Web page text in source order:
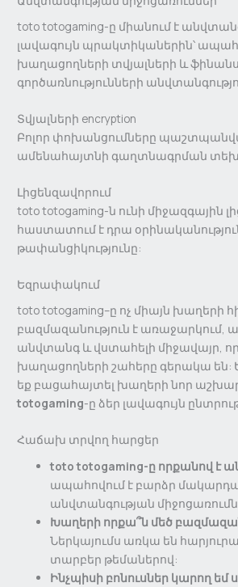
toto totogaming-ը միանում է
լավագույն պրակտիկաներին՝
խաղացողների տվյալների և
գործառնությունների
Տվյալների encryption
Բոլոր փոխանցումները
ամենահայտնի գաղտնագրման
Լիցենզավորում
toto totogaming-ն ունի միջազգային
հաստատում է դրա
թափանցիկությունը:
Եզրափակում
toto totogaming–ը ոչ միայն խաղերի
բազմազանություն է առաջարկում,
անվտանգ և վստահելի միջավայր,
խաղացողների շահերը գերակա են:
եք բացահայտել խաղերի նոր
totogaming-ը ձեր լավագույն
Հաճախ տրվող հարցեր
toto totogaming-ը որքանով է
ապահովում է բարձր
անվտանգության
Խաղերի որքա՞ն մեծ
Ներկայումս առկա են
տարբեր թեմաներով:
Ինչպիսի բոնուսներ կարող եմ